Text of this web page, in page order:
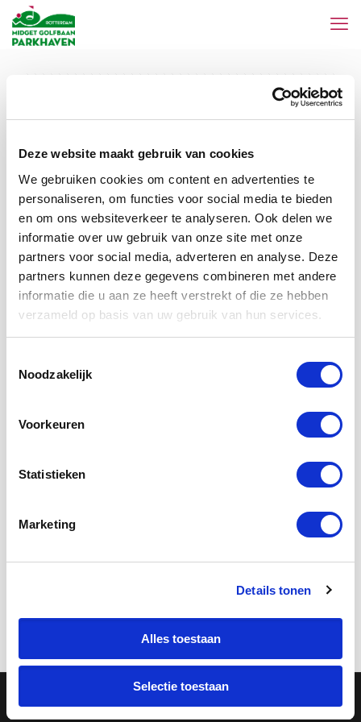
Deze website maakt gebruik van cookies
We gebruiken cookies om content en advertenties te
personaliseren, om functies voor social media te bieden
en om ons websiteverkeer te analyseren. Ook delen we
informatie over uw gebruik van onze site met onze
partners voor social media, adverteren en analyse. Deze
partners kunnen deze gegevens combineren met andere
informatie die u aan ze heeft verstrekt of die ze hebben
verzameld op basis van uw gebruik van hun services.
Noodzakelijk
Voorkeuren
Statistieken
Marketing
Details tonen
Alles toestaan
Selectie toestaan
Show all
Voorjaarsvakantie Rotterdam
2026: Midgetgolf bij Parkhaven
De voorjaarsvakantie is bijna voorbij maar
het voorjaar begint pas! Kom midgetgolfen
lentezon in Rotterdam.
2026 © Copyright - Rotterdam Leisure Group |